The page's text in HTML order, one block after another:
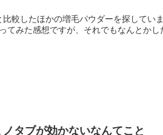
タブが効かないなんてこと